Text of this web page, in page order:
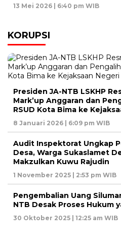
13 Mei 2026 | 6:40 pm WIB
KORUPSI
Presiden JA-NTB LSKHP
Mark’up Anggaran dan
RSUD Kota Bima ke
8 Januari 2026 | 6:09 pm WIB
Audit Inspektorat Ungkap
Desa, Warga Sukaslamet
Makzulkan Kuwu Rajudin
1 November 2025 | 2:53 pm WIB
Pengembalian Uang
NTB Desak Proses Hukum
30 Oktober 2025 | 12:25 am WIB